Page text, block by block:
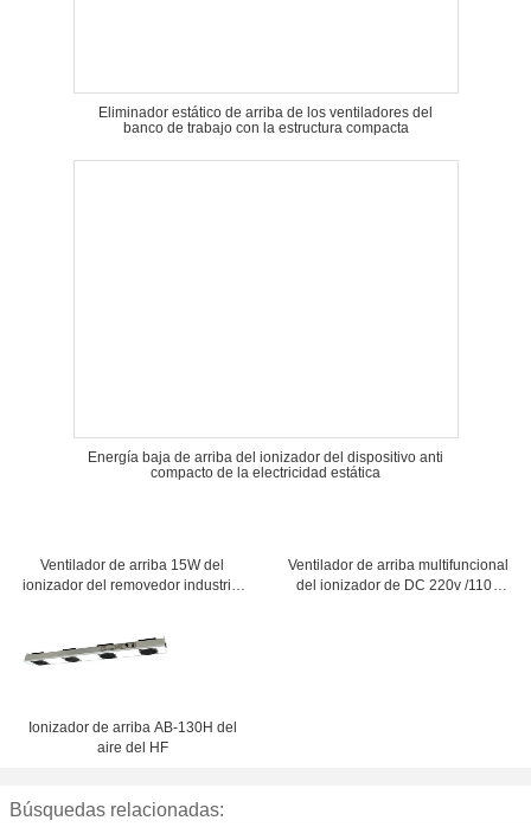
Eliminador estático de arriba de los ventiladores del
banco de trabajo con la estructura compacta
Energía baja de arriba del ionizador del dispositivo anti
compacto de la electricidad estática
Ventilador de arriba 15W del
ionizador del removedor industrial
Ventilador de arriba multifuncional
del ionizador de DC 220v /110v
Ionizador de arriba AB-130H del
aire del HF
Búsquedas relacionadas: